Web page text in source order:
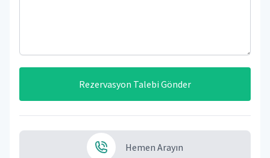
Rezervasyon Talebi Gönder
Hemen Arayın